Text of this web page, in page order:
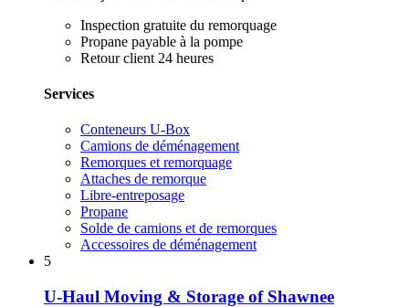
Inspection gratuite du remorquage
Propane payable à la pompe
Retour client 24 heures
Services
Conteneurs U-Box
Camions de déménagement
Remorques et remorquage
Attaches de remorque
Libre-entreposage
Propane
Solde de camions et de remorques
Accessoires de déménagement
5
U-Haul Moving & Storage of Shawnee